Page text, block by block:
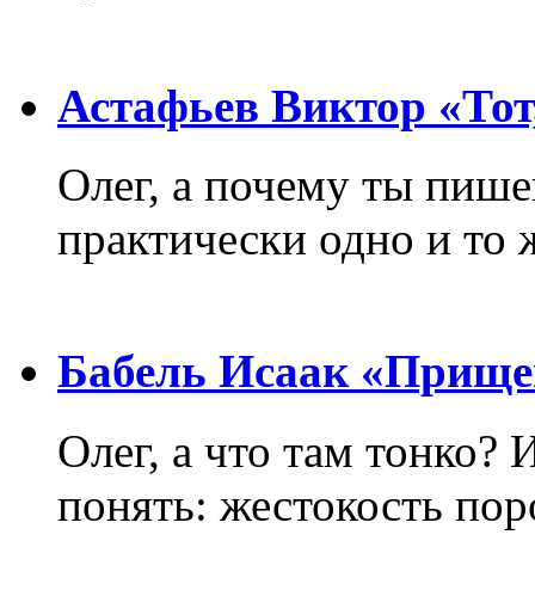
Астафьев Виктор
Олег, а почему ты
практически одно и то
Бабель Исаак
Олег, а что там тонко?
понять: жестокость